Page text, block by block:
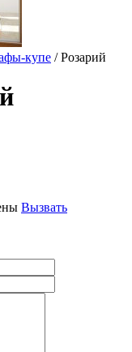
купе / Розарий
Вызвать